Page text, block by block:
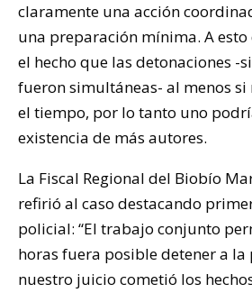
claramente una acción
una preparación mínima. A
el hecho que las detonaciones -
fueron simultáneas- al menos si
el tiempo, por lo tanto uno
existencia de más autores.
La Fiscal Regional del Biobío
refirió al caso destacando
policial: “El trabajo conjunto
horas fuera posible detener a la
nuestro juicio cometió los